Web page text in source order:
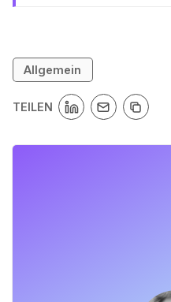
Allgemein
TEILEN